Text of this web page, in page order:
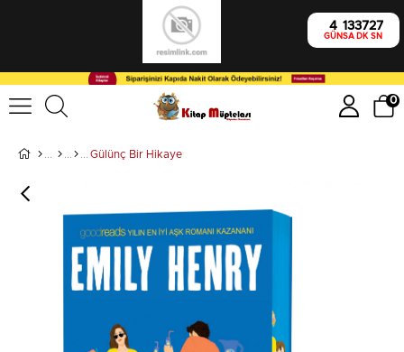
4
GÜN
13
SA
37
DK
27
SN
0
Gülünç Bir Hikaye